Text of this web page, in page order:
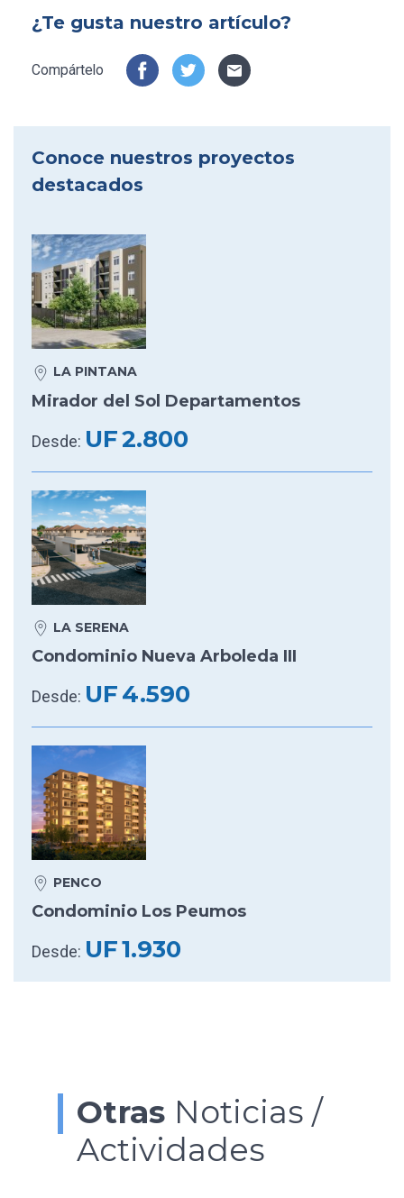
Conoce nuestros proyectos
destacados
LA PINTANA
Mirador del Sol Departamentos
Desde: UF2.800
LA SERENA
Condominio Nueva Arboleda III
Desde: UF4.590
PENCO
Condominio Los Peumos
Desde: UF1.930
¿Te gusta nuestro artículo?
Compártelo
Otras Noticias /
Actividades